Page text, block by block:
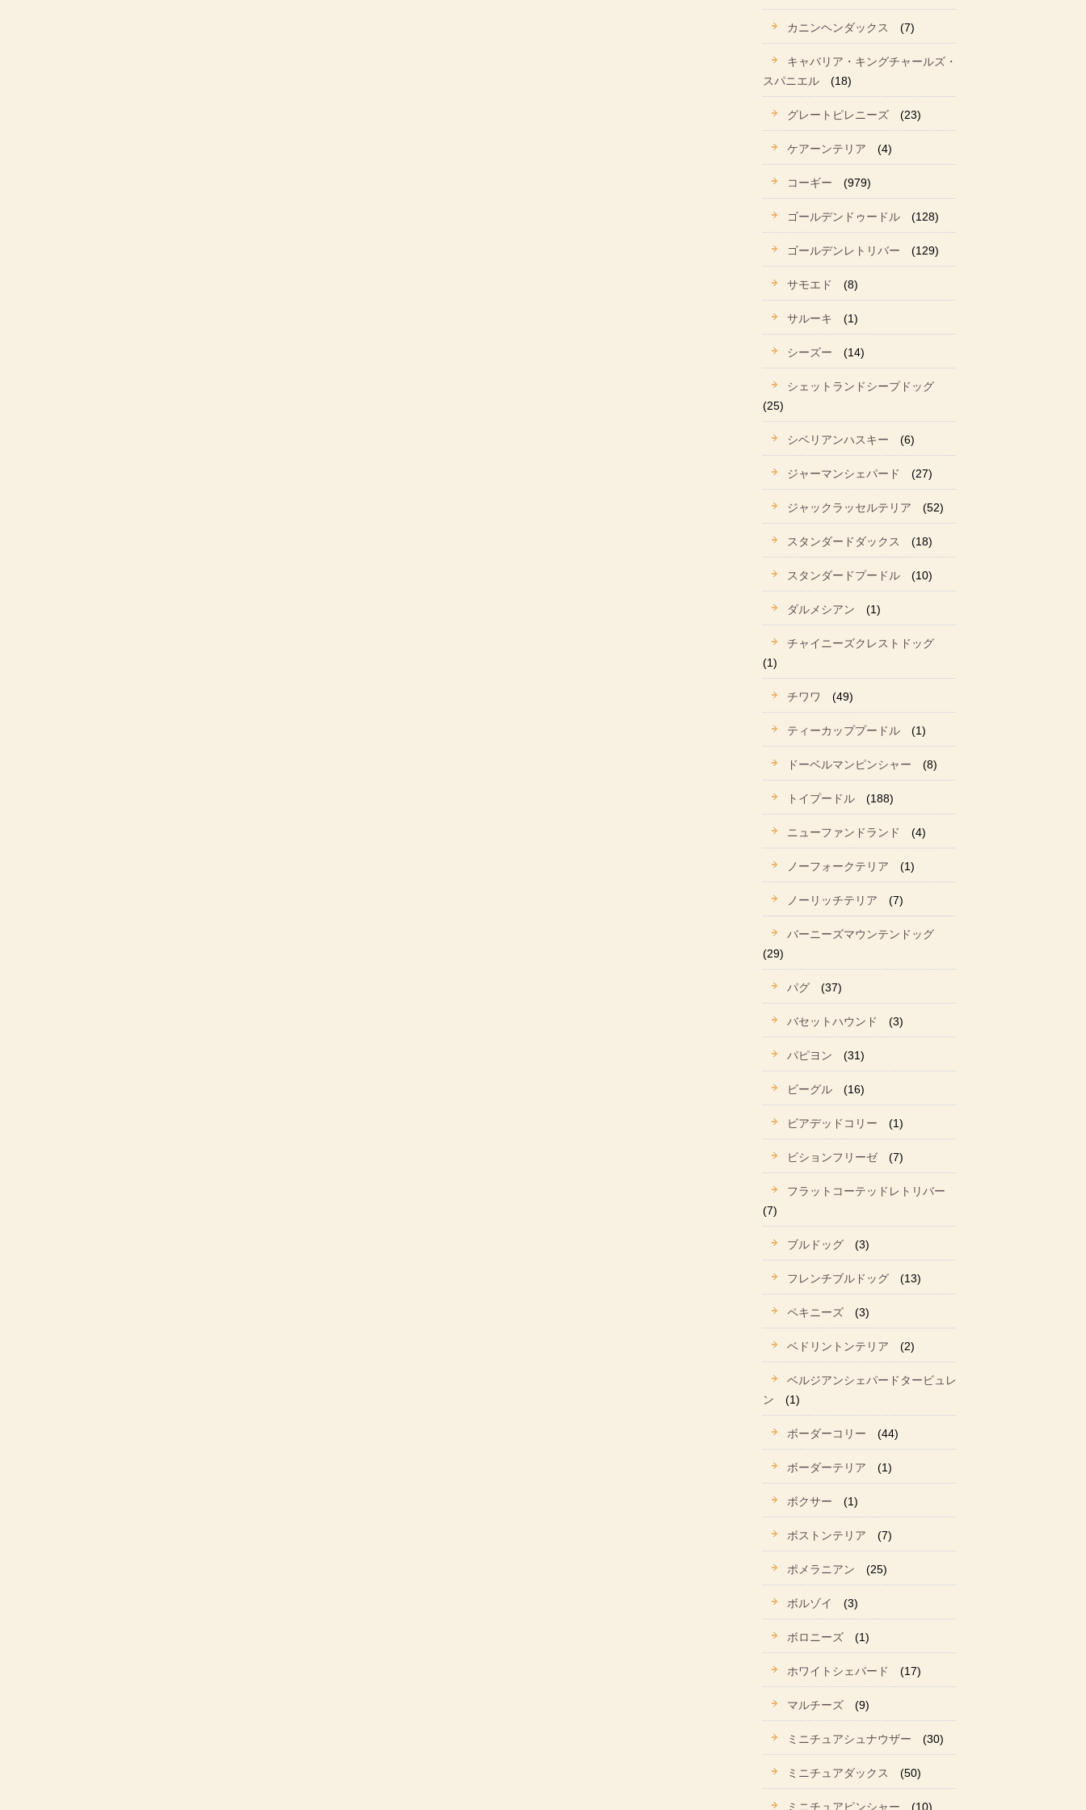
カニンヘンダックス (7)
キャバリア・キングチャールズ・
スパニエル
(18)
グレートピレニーズ (23)
ケアーンテリア (4)
コーギー (979)
ゴールデンドゥードル (128)
ゴールデンレトリバー (129)
サモエド (8)
サルーキ (1)
シーズー (14)
シェットランドシープドッグ
(25)
シベリアンハスキー (6)
ジャーマンシェパード (27)
ジャックラッセルテリア (52)
スタンダードダックス (18)
スタンダードプードル (10)
ダルメシアン (1)
チャイニーズクレストドッグ
(1)
チワワ (49)
ティーカッププードル (1)
ドーベルマンピンシャー (8)
トイプードル (188)
ニューファンドランド (4)
ノーフォークテリア (1)
ノーリッチテリア (7)
バーニーズマウンテンドッグ
(29)
パグ (37)
バセットハウンド (3)
パピヨン (31)
ビーグル (16)
ビアデッドコリー (1)
ビションフリーゼ (7)
フラットコーテッドレトリバー
(7)
ブルドッグ (3)
フレンチブルドッグ (13)
ペキニーズ (3)
ベドリントンテリア (2)
ベルジアンシェパードタービュレ
ン
(1)
ボーダーコリー (44)
ボーダーテリア (1)
ボクサー (1)
ボストンテリア (7)
ポメラニアン (25)
ボルゾイ (3)
ボロニーズ (1)
ホワイトシェパード (17)
マルチーズ (9)
ミニチュアシュナウザー (30)
ミニチュアダックス (50)
ミニチュアピンシャー (10)